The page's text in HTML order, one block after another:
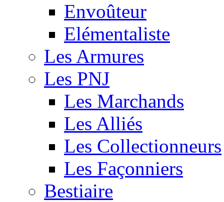
Envoûteur
Elémentaliste
Les Armures
Les PNJ
Les Marchands
Les Alliés
Les Collectionneurs
Les Façonniers
Bestiaire